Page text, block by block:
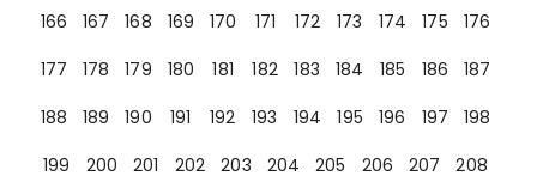
166
167 168 169 170 171 172 173 174 175
176
177
178 179 180 181 182 183 184 185 186
187
188
189 190 191 192 193 194 195 196 197
198
199
200 201 202 203 204 205 206 207
208